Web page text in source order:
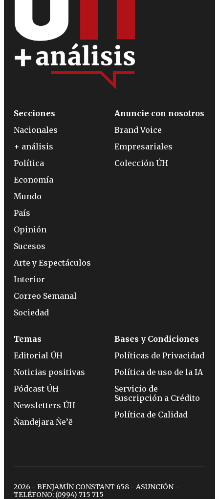
Secciones
Nacionales
+ análisis
Política
Economía
Mundo
País
Opinión
Sucesos
Arte y Espectáculos
Interior
Correo Semanal
Sociedad
Anuncie con nosotros
Brand Voice
Empresariales
Colección ÚH
Temas
Editorial ÚH
Noticias positivas
Pódcast ÚH
Newsletters ÚH
Ñandejara Ñe’ẽ
Bases y Condiciones
Políticas de Privacidad
Política de uso de la IA
Servicio de
Suscripción a Crédito
Política de Calidad
2026 - BENJAMÍN CONSTANT 658 - ASUNCIÓN -
TELÉFONO: (0994) 715 715